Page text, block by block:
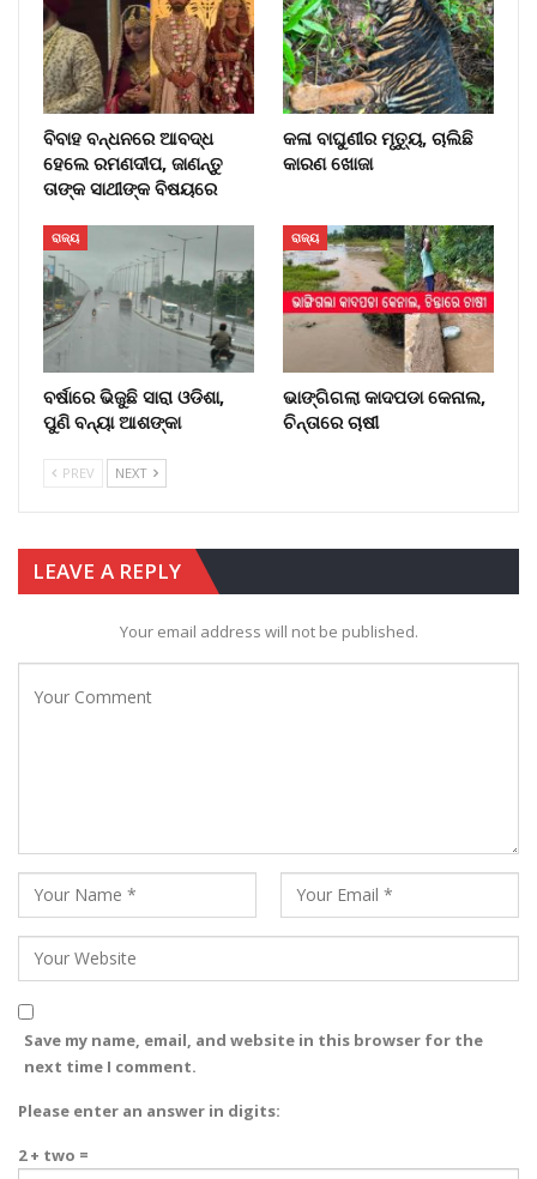
ବିବାହ ବନ୍ଧନରେ ଆବଦ୍ଧ
ହେଲେ ରମଣଦୀପ, ଜାଣନ୍ତୁ
ତାଙ୍କ ସାଥୀଙ୍କ ବିଷୟରେ
କଳା ବାଘୁଣୀର ମୃତ୍ୟୁ, ଚାଲିଛି
କାରଣ ଖୋଜା
ରାଜ୍ୟ
ବର୍ଷାରେ ଭିଜୁଛି ସାରା ଓଡିଶା,
ପୁଣି ବନ୍ୟା ଆଶଙ୍କା
ରାଜ୍ୟ
ଭାଙ୍ଗିଗଲା କାଦପଡା କେନାଲ,
ଚିନ୍ତାରେ ଚାଷୀ
PREV NEXT
LEAVE A REPLY
Your email address will not be published.
Save my name, email, and website in this browser for the
next time I comment.
Please enter an answer in digits:
2 + two =